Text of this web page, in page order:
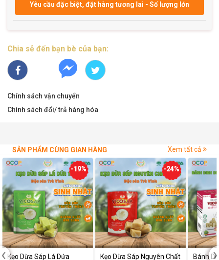
Yêu cầu đặc biệt, đặt hàng tương lai - Số lượng lớn
Chia sẻ đến bạn bè của bạn:
Chính sách vận chuyển
Chính sách đổi/ trả hàng hóa
SẢN PHẨM CÙNG GIAN HÀNG Xem tất cả
-19%
Kẹo Dừa Sáp Lá Dứa
-24%
Kẹo Dừa Sáp Nguyên Chất Bánh
‹ ›